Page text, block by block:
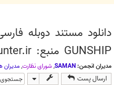
GUNSHIP منبع: www.skyhunter.ir
مدیران انجمن: SAMAN
,شوراي نظارت,مديران
ارسال پست